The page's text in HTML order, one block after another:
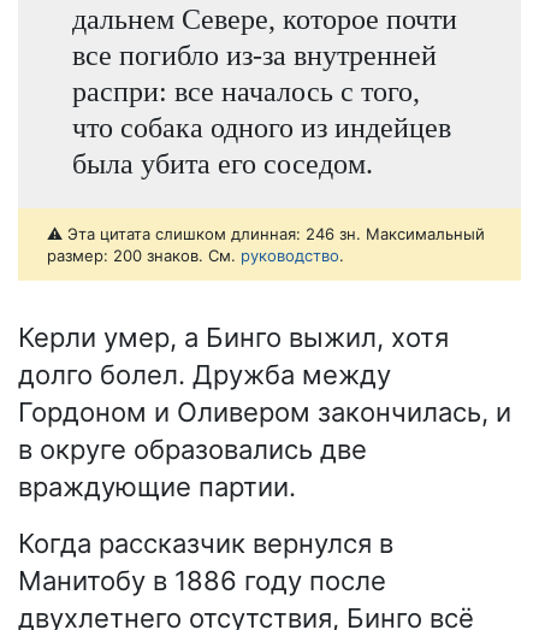
дальнем Севере, которое почти
все погибло из-за внутренней
распри: все началось с того,
что собака одного из индейцев
была убита его соседом.
⚠️ Эта цитата слишком длинная: 246 зн. Максимальный
размер: 200 знаков. См. руководство.
Керли умер, а Бинго выжил, хотя
долго болел. Дружба между
Гордоном и Оливером закончилась, и
в округе образовались две
враждующие партии.
Когда рассказчик вернулся в
Манитобу в 1886 году после
двухлетнего отсутствия, Бинго всё